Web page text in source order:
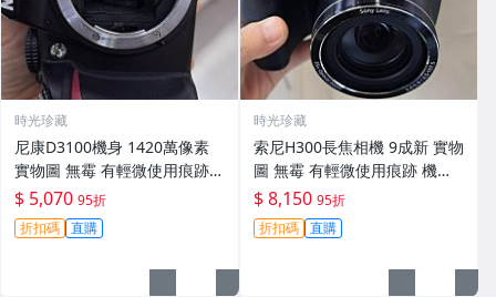
時光珍藏
尼康D3100機身 1420萬像素
實物圖 無霉 有輕微使用痕跡
機身原裝 無拆修無翻新 臨-34
3
$ 5,070 95折
折扣碼 直購
時光珍藏
索尼H300長焦相機 9成新 實物
圖 無霉 有輕微使用痕跡 機身
鏡頭原裝 無拆修無翻新-3430
$ 8,150 95折
折扣碼 直購